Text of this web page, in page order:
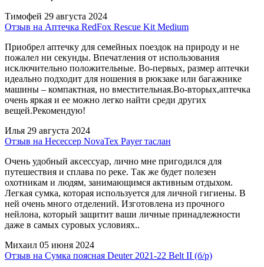
Тимофей 29 августа 2024
Отзыв на Аптечка RedFox Rescue Kit Medium
Приобрел аптечку для семейных поездок на природу и не
пожалел ни секунды. Впечатления от использования
исключительно положительные. Во-первых, размер аптечки
идеально подходит для ношения в рюкзаке или багажнике
машины – компактная, но вместительная.Во-вторых,аптечка
очень яркая и ее можно легко найти среди других
вещей.Рекомендую!
Илья 29 августа 2024
Отзыв на Несессер NovaTex Payer таслан
Очень удобный аксессуар, лично мне пригодился для
путешествия и сплава по реке. Так же будет полезен
охотникам и людям, занимающимся активным отдыхом.
Легкая сумка, которая используется для личной гигиены. В
ней очень много отделений. Изготовлена из прочного
нейлона, который защитит ваши личные принадлежности
даже в самых суровых условиях..
Михаил 05 июня 2024
Отзыв на Сумка поясная Deuter 2021-22 Belt II (б/р)